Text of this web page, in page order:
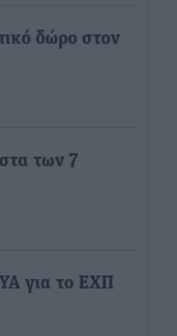
δώρο στον
των 7
για το ΕΧΠ